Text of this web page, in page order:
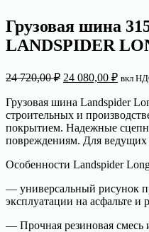
Грузовая шина
LANDSPIDER
24 720,00₽ Первоначальная
составляла
24
720,00 ₽.
24 080,00 ₽
цена:
24
вкл
Грузовая шина Landspider
строительных и
покрытием. Надежные
повреждениям. Для ведущих
Особенности Landspider
— универсальный рисунок
эксплуатации на асфальте и
— Прочная резиновая смесь